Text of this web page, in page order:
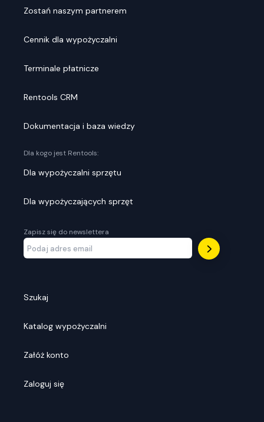
Zostań naszym partnerem
Cennik dla wypożyczalni
Terminale płatnicze
Rentools CRM
Dokumentacja i baza wiedzy
Dla kogo jest Rentools:
Dla wypożyczalni sprzętu
Dla wypożyczających sprzęt
Zapisz się do newslettera
Szukaj
Katalog wypożyczalni
Załóż konto
Zaloguj się